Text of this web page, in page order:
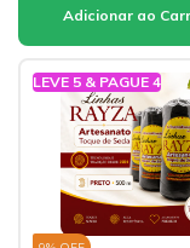
LEVE 5 & PAGUE 4